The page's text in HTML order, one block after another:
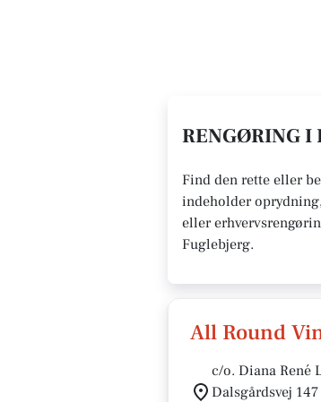
RENGØRING I
Find den rette eller
indeholder
eller
Fuglebjerg.
All Round
c/o. Diana René
Dalsgårdsvej 147